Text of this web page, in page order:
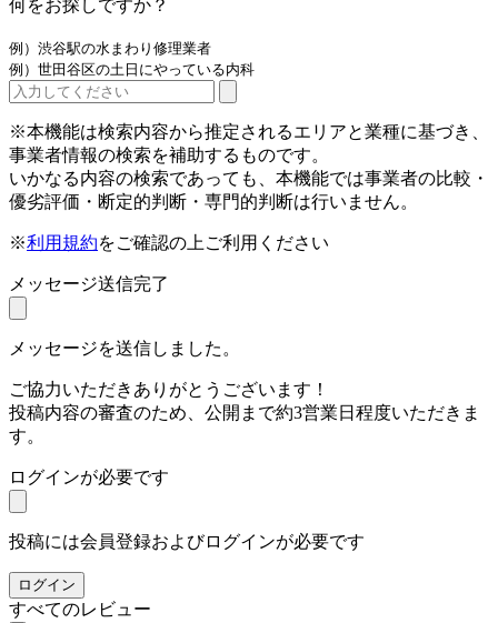
何をお探しですか？
例）渋谷駅の水まわり修理業者
例）世田谷区の土日にやっている内科
※本機能は検索内容から推定されるエリアと業種に基づき、
事業者情報の検索を補助するものです。
いかなる内容の検索であっても、本機能では事業者の比較・
優劣評価・断定的判断・専門的判断は行いません。
※利用規約をご確認の上ご利用ください
メッセージ送信完了
メッセージを送信しました。
ご協力いただきありがとうございます！
投稿内容の審査のため、公開まで約3営業日程度いただきま
す。
ログインが必要です
投稿には会員登録およびログインが必要です
ログイン
すべてのレビュー